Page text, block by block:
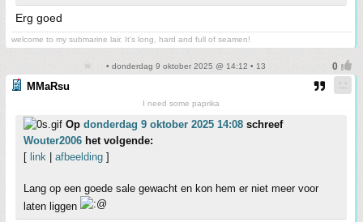
Erg goed
welcome to my submarine lair. It's long, hard and full of seamen!
• donderdag 9 oktober 2025 @ 14:12 • 13
MMaRsu
I need some paprika
Op donderdag 9 oktober 2025 14:08 schreef
Wouter2006 het volgende:
[ link afbeelding ]
Lang op een goede sale gewacht en kon hem er niet meer voor
laten liggen